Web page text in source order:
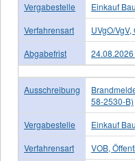
Vergabestelle
Einkauf Bau
Verfahrensart
UVgO/
Abgabefrist
Ausschreibung
58-2530-B)
Vergabestelle
Einkauf Bau
Verfahrensart
VOB,